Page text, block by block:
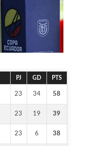
PJ GD PTS
23 34 58
23 19 39
23 6 38